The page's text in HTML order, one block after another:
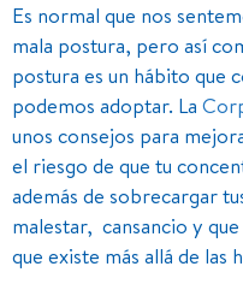
Es normal que nos
mala postura, pero así
postura es un hábito que
podemos adoptar. La
unos consejos para
el riesgo de que tu
además de sobrecargar
malestar, cansancio y
que existe más allá de las